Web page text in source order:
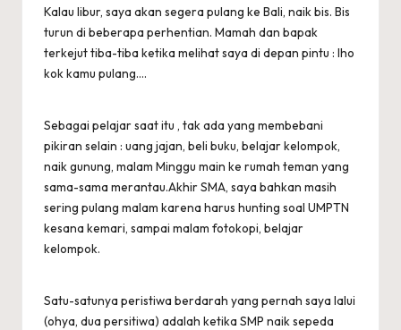
Kalau libur, saya akan segera pulang ke Bali, naik bis. Bis
turun di beberapa perhentian. Mamah dan bapak
terkejut tiba-tiba ketika melihat saya di depan pintu : lho
kok kamu pulang….
Sebagai pelajar saat itu , tak ada yang membebani
pikiran selain : uang jajan, beli buku, belajar kelompok,
naik gunung, malam Minggu main ke rumah teman yang
sama-sama merantau.Akhir SMA, saya bahkan masih
sering pulang malam karena harus hunting soal UMPTN
kesana kemari, sampai malam fotokopi, belajar
kelompok.
Satu-satunya peristiwa berdarah yang pernah saya lalui
(ohya, dua persitiwa) adalah ketika SMP naik sepeda